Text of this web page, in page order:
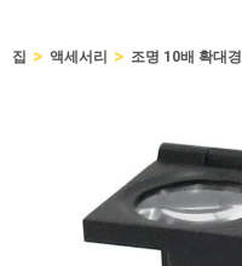
집 > 액세서리 > 조명 10배 확대경